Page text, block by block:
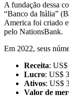
A fundação dessa
“Banco da Itália”
America foi criado
pelo NationsBank.
Em 2022, seus
Receita: US$
Lucro: US$
Ativos: US$
Valor de